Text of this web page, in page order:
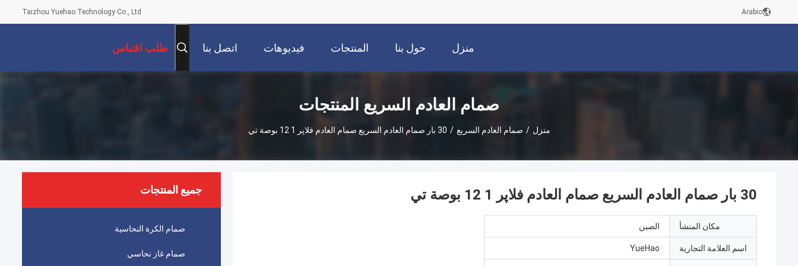
Taizhou Yuehao Technology Co., Ltd Arabic
منزل حول بنا المنتجات فيديوهات اتصل بنا طلب اقتباس
صمام العادم السريع المنتجات
منزل / صمام العادم السريع / 30 بار صمام العادم السريع صمام العادم فلاپر 1 12 بوصة تي
جميع المنتجات
صمام الكرة النحاسية
صمام غاز نحاسي
30 بار صمام العادم السريع صمام العادم فلاپر 1 12 بوصة تي
مكان المنشأ الصين
اسم العلامة التجارية YueHao